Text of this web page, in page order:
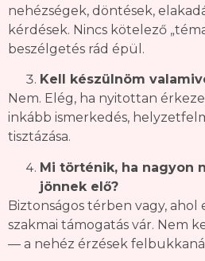
nehézségek, döntések,
kérdések. Nincs kötelező
beszélgetés rád épül.
Kell készülnöm
Nem. Elég, ha nyitottan
inkább ismerkedés,
tisztázása.
Mi történik, ha nagyon
jönnek elő?
Biztonságos térben vagy, ahol
szakmai támogatás vár. Nem
— a nehéz érzések